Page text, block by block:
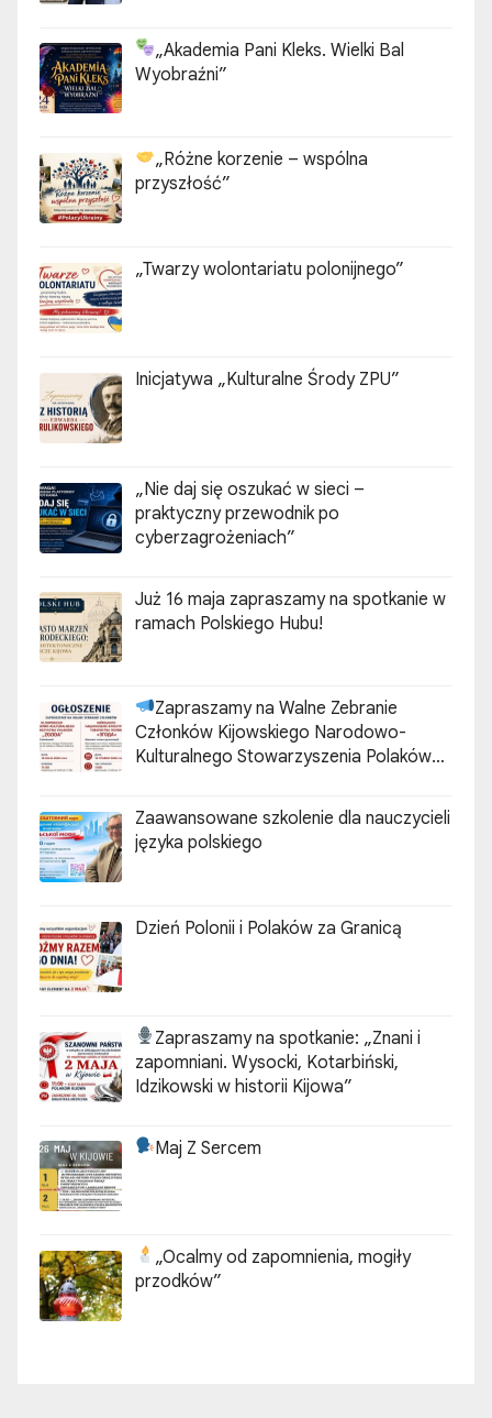
„Akademia Pani Kleks. Wielki Bal
Wyobraźni”
„Różne korzenie – wspólna
przyszłość”
„Twarzy wolontariatu polonijnego”
Inicjatywa „Kulturalne Środy ZPU”
„Nie daj się oszukać w sieci –
praktyczny przewodnik po
cyberzagrożeniach”
Już 16 maja zapraszamy na spotkanie w
ramach Polskiego Hubu!
Zapraszamy na Walne Zebranie
Członków Kijowskiego Narodowo-
Kulturalnego Stowarzyszenia Polaków
Zaawansowane szkolenie dla nauczycieli
języka polskiego
Dzień Polonii i Polaków za Granicą
Zapraszamy na spotkanie: „Znani i
zapomniani. Wysocki, Kotarbiński,
Idzikowski w historii Kijowa”
Maj Z Sercem
„Ocalmy od zapomnienia, mogiły
przodków”